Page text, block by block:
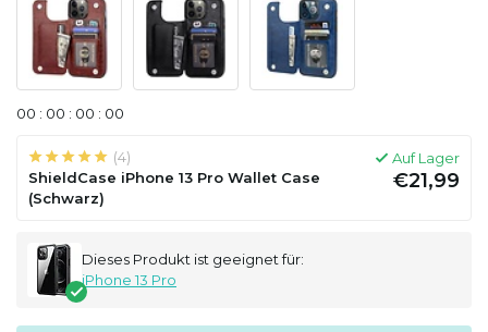
00 : 00 : 00 : 00
(4)
ShieldCase iPhone 13 Pro Wallet Case
(Schwarz)
Auf Lager
€21,99
Dieses Produkt ist geeignet für:
iPhone 13 Pro